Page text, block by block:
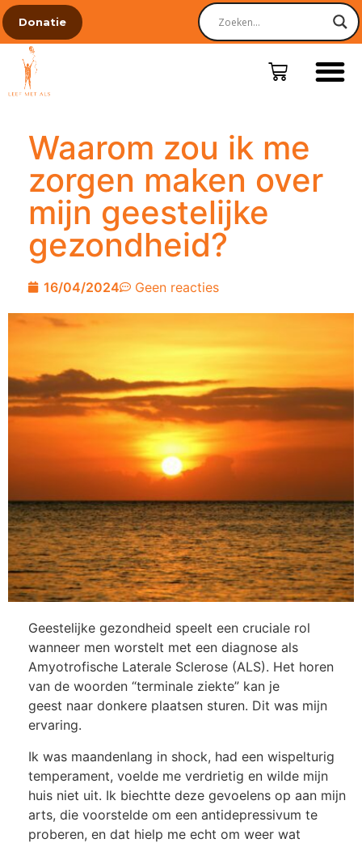
Donatie
Waarom zou ik me
zorgen maken over
mijn geestelijke
gezondheid?
16/04/2024 Geen reacties
Geestelijke gezondheid speelt een cruciale rol
wanneer men worstelt met een diagnose als
Amyotrofische Laterale Sclerose (ALS). Het horen
van de woorden “terminale ziekte” kan je
geest naar donkere plaatsen sturen. Dit was mijn
ervaring.
Ik was maandenlang in shock, had een wispelturig
temperament, voelde me verdrietig en wilde mijn
huis niet uit. Ik biechtte deze gevoelens op aan mijn
arts, die voorstelde om een antidepressivum te
proberen, en dat hielp me echt om weer wat